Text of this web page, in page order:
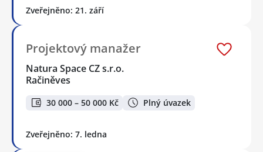
Zveřejněno: 21. září
Projektový manažer
Natura Space CZ s.r.o.
Račiněves
30 000 – 50 000 Kč Plný úvazek
Zveřejněno: 7. ledna